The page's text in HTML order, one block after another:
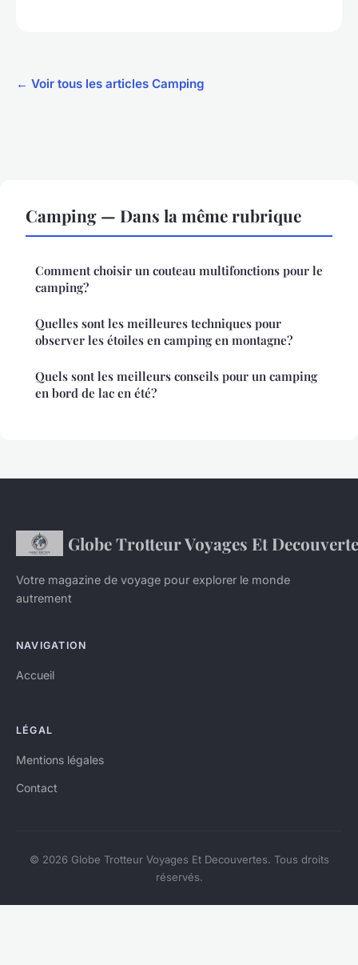
← Voir tous les articles Camping
Camping — Dans la même rubrique
Comment choisir un couteau multifonctions pour le
camping?
Quelles sont les meilleures techniques pour
observer les étoiles en camping en montagne?
Quels sont les meilleurs conseils pour un camping
en bord de lac en été?
Globe Trotteur Voyages Et
Votre magazine de voyage pour explorer le monde
autrement
NAVIGATION
Accueil
LÉGAL
Mentions légales
Contact
© 2026 Globe Trotteur Voyages Et Decouvertes. Tous droits
réservés.